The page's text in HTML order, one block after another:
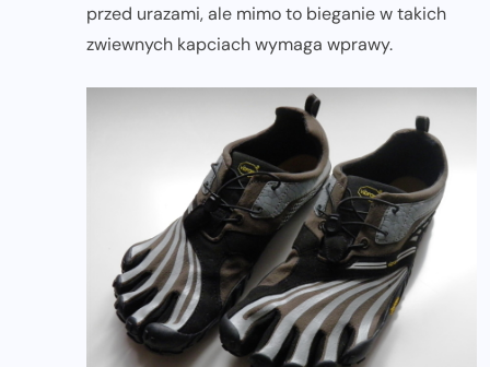
przed urazami, ale mimo to bieganie w takich
zwiewnych kapciach wymaga wprawy.